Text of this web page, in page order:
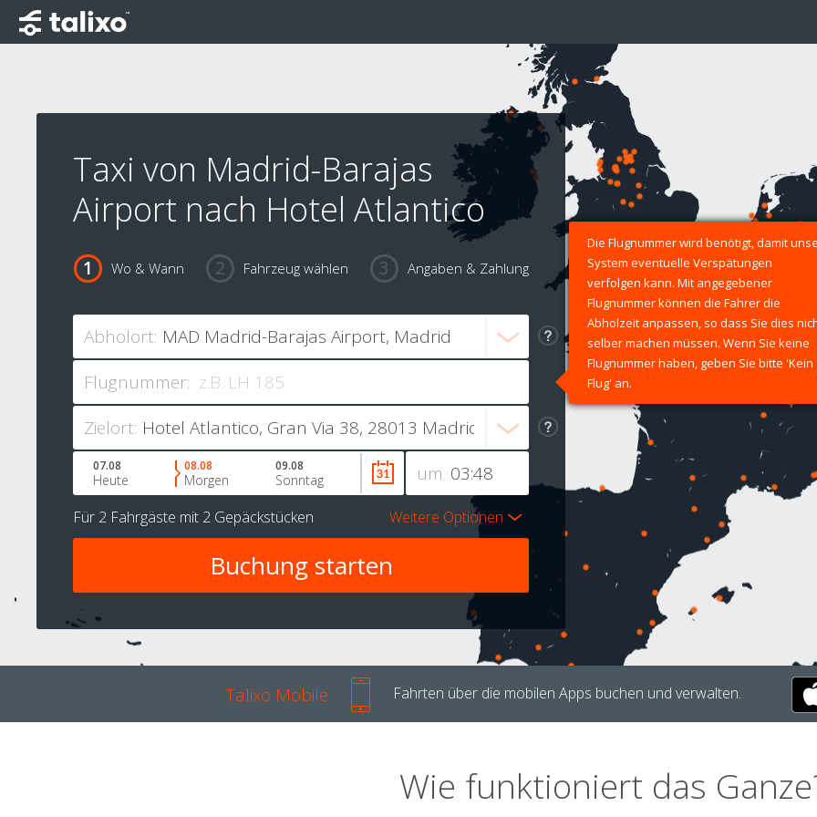
Taxi von Madrid-Barajas
Airport nach Hotel Atlantico
Wo & Wann Fahrzeug wählen Angaben & Zahlung
Abholort:
Flugnummer:
Die Flugnummer wird benötigt, damit
System eventuelle Verspätungen
verfolgen kann. Mit angegebener
Flugnummer können die Fahrer die
Abholzeit anpassen, so dass Sie dies
selber machen müssen. Wenn Sie keine
Flugnummer haben, geben Sie bitte 'Kein
Flug' an.
Zielort:
um
07.08
Heute
08.08
Morgen
09.08
Sonntag
Für 2 Fahrgäste mit 2 Gepäckstücken Weitere Optionen
Talixo Mobile Fahrten über die mobilen Apps buchen und verwalten.
Wie funktioniert das